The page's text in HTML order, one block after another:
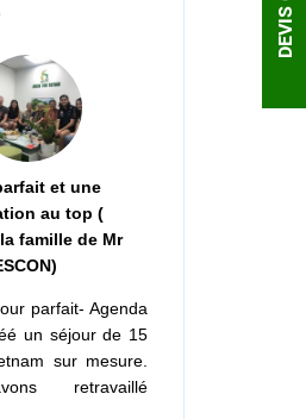
et une
au top (
famille de Mr
parfait- Agenda
un séjour de 15
sur mesure.
retravaillé